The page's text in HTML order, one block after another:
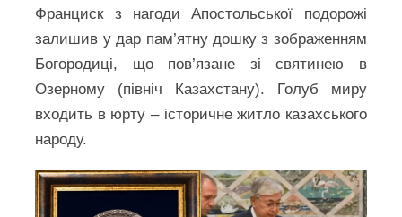
Франциск з нагоди Апостольської подорожі
залишив у дар пам’ятну дошку з зображенням
Богородиці, що пов’язане зі святинею в
Озерному (північ Казахстану). Голуб миру
входить в юрту – історичне житло казахського
народу.